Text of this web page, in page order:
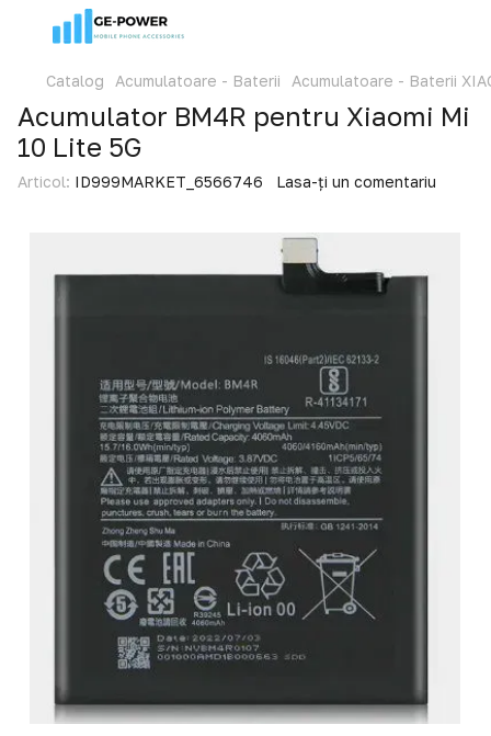
Catalog Acumulatoare - Baterii Acumulatoare - Baterii
Acumulator BM4R pentru Xiaomi Mi
10 Lite 5G
Articol: ID999MARKET_6566746 Lasa-ți un comentariu